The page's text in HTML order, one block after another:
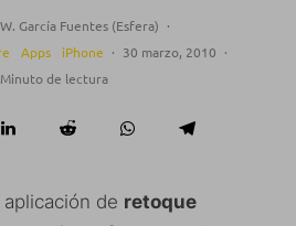
García Fuentes (Esfera) ·
Apps iPhone · 30 marzo, 2010 ·
de lectura
de retoque